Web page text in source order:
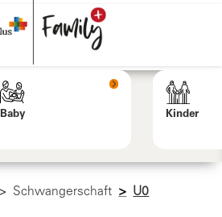
Baby Kinder
Schwangerschaft U0